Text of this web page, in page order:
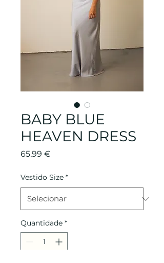
BABY BLUE
HEAVEN DRESS
65,99 €
Vestido Size *
Quantidade *